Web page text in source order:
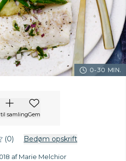
0-30 MIN.
til samlingGem
(0) Bedøm opskrift
af Marie Melchior